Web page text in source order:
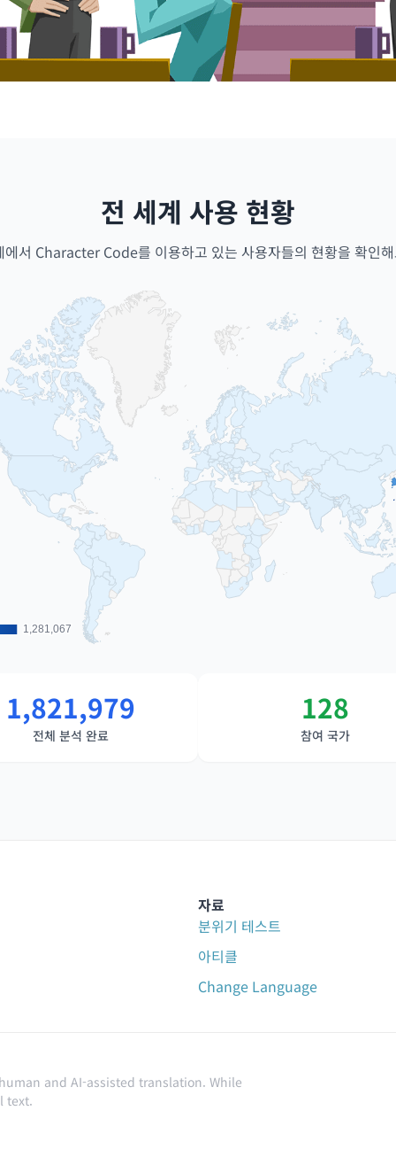
전 세계 사용 현황
에서 Character Code를 이용하고 있는 사용자들의 현황을 확인
1,281,067
1,281,067
1,821,979
전체 분석 완료
128
참여 국가
자료
분위기 테스트
아티클
Change Language
and AI-assisted translation. While
text.